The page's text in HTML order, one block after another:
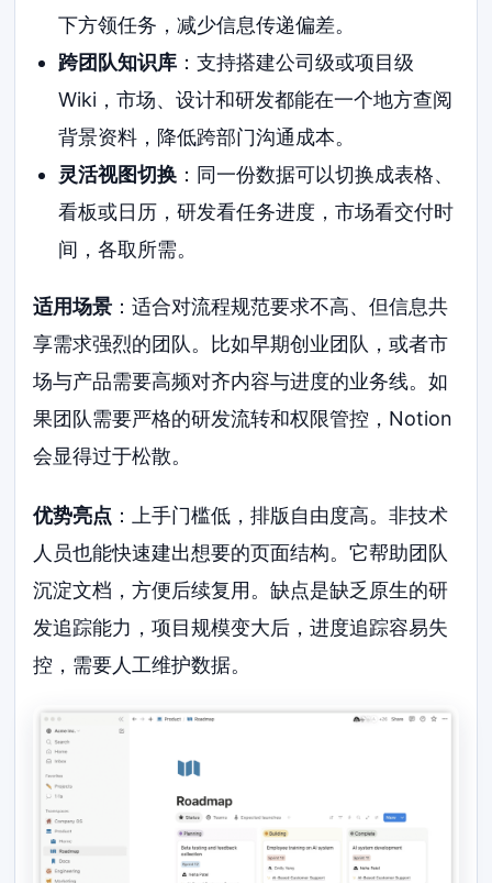
下方领任务，减少信息传递偏差。
跨团队知识库：支持搭建公司级或项目级
Wiki，市场、设计和研发都能在一个地方查阅
背景资料，降低跨部门沟通成本。
灵活视图切换：同一份数据可以切换成表格、
看板或日历，研发看任务进度，市场看交付时
间，各取所需。
适用场景 ：适合对流程规范要求不高、但信息共
享需求强烈的团队。比如早期创业团队，或者市
场与产品需要高频对齐内容与进度的业务线。如
果团队需要严格的研发流转和权限管控，Notion
会显得过于松散。
优势亮点 ：上手门槛低，排版自由度高。非技术
人员也能快速建出想要的页面结构。它帮助团队
沉淀文档，方便后续复用。缺点是缺乏原生的研
发追踪能力，项目规模变大后，进度追踪容易失
控，需要人工维护数据。